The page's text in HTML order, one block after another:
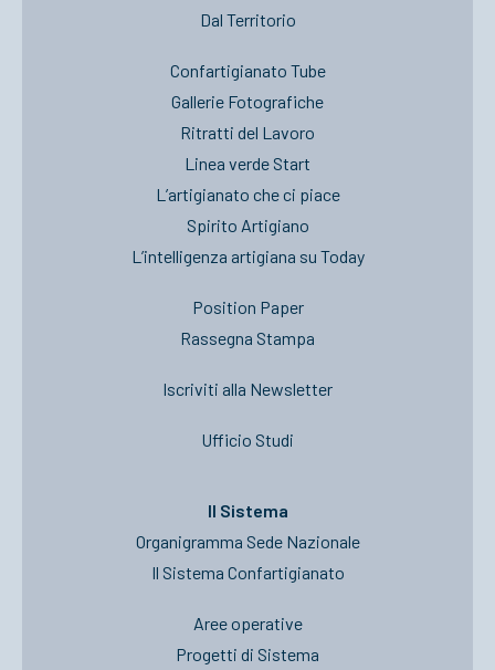
Dal Territorio
Confartigianato Tube
Gallerie Fotografiche
Ritratti del Lavoro
Linea verde Start
L’artigianato che ci piace
Spirito Artigiano
L’intelligenza artigiana su Today
Position Paper
Rassegna Stampa
Iscriviti alla Newsletter
Ufficio Studi
Il Sistema
Organigramma Sede Nazionale
Il Sistema Confartigianato
Aree operative
Progetti di Sistema